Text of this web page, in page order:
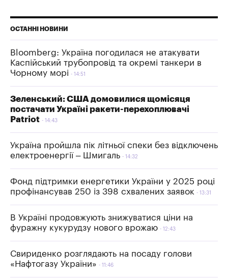
ОСТАННІ НОВИНИ
Bloomberg: Україна погодилася не атакувати
Каспійський трубопровід та окремі танкери в
Чорному морі
14:51
Зеленський: США домовилися щомісяця
постачати Україні ракети-перехоплювачі
Patriot
14:43
Україна пройшла пік літньої спеки без відключень
електроенергії – Шмигаль
14:32
Фонд підтримки енергетики України у 2025 році
профінансував 250 із 398 схвалених заявок
13:31
В Україні продовжують знижуватися ціни на
фуражну кукурудзу нового врожаю
12:43
Свириденко розглядають на посаду голови
«Нафтогазу України»
11:46